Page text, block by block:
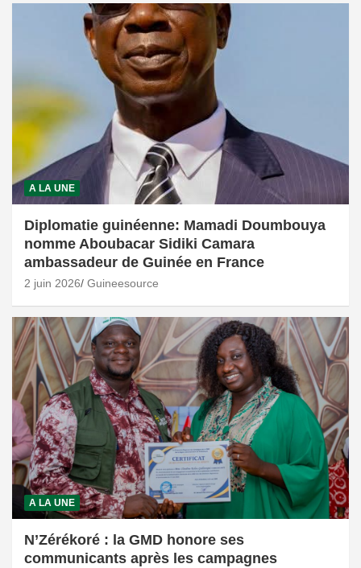
A LA UNE
Diplomatie guinéenne: Mamadi Doumbouya
nomme Aboubacar Sidiki Camara
ambassadeur de Guinée en France
2 juin 2026 Guineesource
A LA UNE
N’Zérékoré : la GMD honore ses
communicants après les campagnes